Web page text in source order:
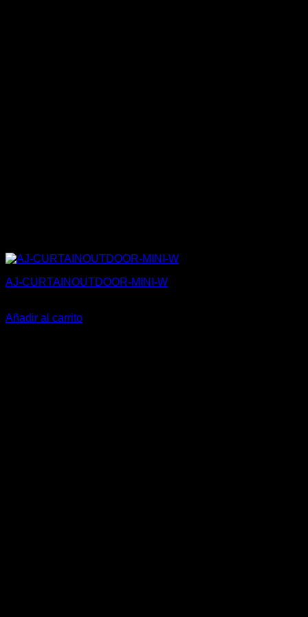
AJ-CURTAINOUTDOOR-MINI-W
Añadir al carrito